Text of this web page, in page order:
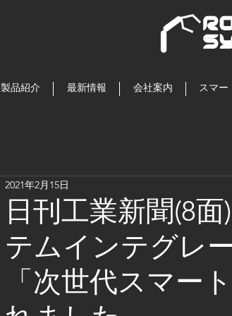
製品紹介 最新情報 会社案内 スマー
日刊工業新聞(8
テムインテグレ
「次世代スマー
2021年2月15日